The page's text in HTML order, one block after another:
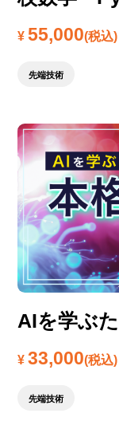
¥55,000(税込)
先端技術
AIを学ぶ
¥33,000(税込)
先端技術